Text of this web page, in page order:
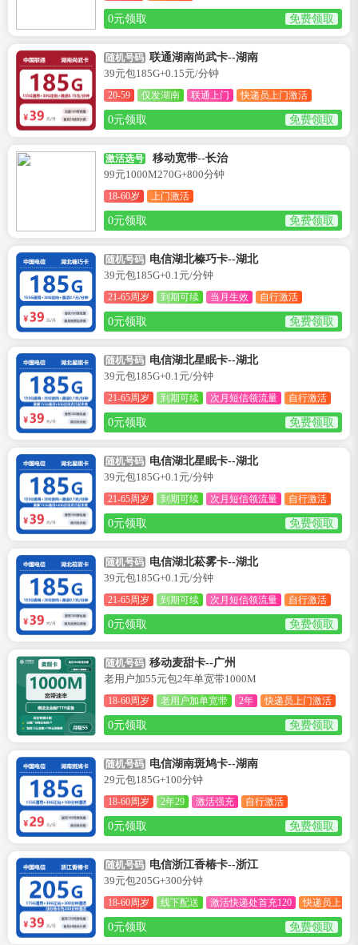
0元领取 免费领取
随机号码 联通湖南尚武卡--湖南
39元包185G+0.15元/分钟
20-59 仅发湖南 联通上门 快递员上门激活
0元领取 免费领取
激活选号
移动宽带--长治
99元1000M270G+800分钟
18-60岁 上门激活
0元领取 免费领取
随机号码 电信湖北榛巧卡--湖北
39元包185G+0.1元/分钟
21-65周岁 到期可续 当月生效 自行激活
0元领取 免费领取
随机号码 电信湖北星眠卡--湖北
39元包185G+0.1元/分钟
21-65周岁 到期可续 次月短信领流量 自行激活
0元领取 免费领取
随机号码 电信湖北星眠卡--湖北
39元包185G+0.1元/分钟
21-65周岁 到期可续 次月短信领流量 自行激活
0元领取 免费领取
随机号码 电信湖北菘雾卡--湖北
39元包185G+0.1元/分钟
21-65周岁 到期可续 次月短信领流量 自行激活
0元领取 免费领取
随机号码 移动麦甜卡--广州
老用户加55元包2年单宽带1000M
18-60周岁 老用户加单宽带 2年 快递员上门激活
0元领取 免费领取
随机号码 电信湖南斑鸠卡--湖南
29元包185G+100分钟
18-60周岁 2年29 激活强充 自行激活
0元领取 免费领取
随机号码 电信浙江香椿卡--浙江
39元包205G+300分钟
18-60周岁 线下配送 激活快递处首充120 快递员上门
0元领取 免费领取